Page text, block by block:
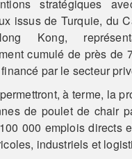
stratégiques
issus de Turquie, du
Kong,
cumulé de près de
par le secteur
à terme, la
de poulet de chair
000 emplois directs
industriels et